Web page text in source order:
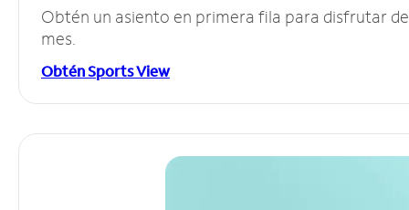
Obtén un asiento en primera fila para disfrutar
mes.
Obtén Sports View